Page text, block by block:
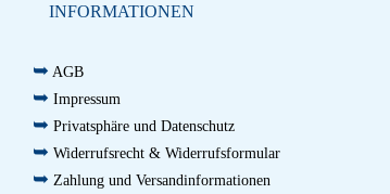
INFORMATIONEN
➥ AGB
➥ Impressum
➥ Privatsphäre und Datenschutz
➥ Widerrufsrecht & Widerrufsformular
➥ Zahlung und Versandinformationen